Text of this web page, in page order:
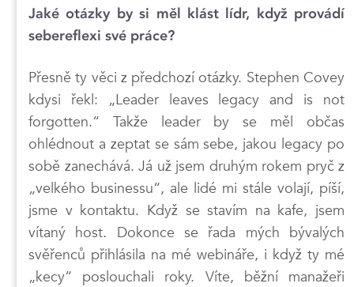
Jaké otázky by si měl klást lídr, když provádí
sebereflexi své práce?
Přesně ty věci z předchozí otázky. Stephen Covey
kdysi řekl: „Leader leaves legacy and is not
forgotten.“ Takže leader by se měl občas
ohlédnout a zeptat se sám sebe, jakou legacy po
sobě zanechává. Já už jsem druhým rokem pryč z
„velkého businessu“, ale lidé mi stále volají, píší,
jsme v kontaktu. Když se stavím na kafe, jsem
vítaný host. Dokonce se řada mých bývalých
svěřenců přihlásila na mé webináře, i když ty mé
„kecy“ poslouchali roky. Víte, běžní manažeři